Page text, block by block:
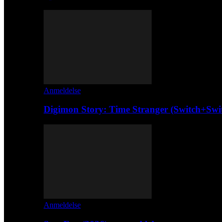
Anmeldelse
Digimon Story: Time Stranger
Anmeldelse